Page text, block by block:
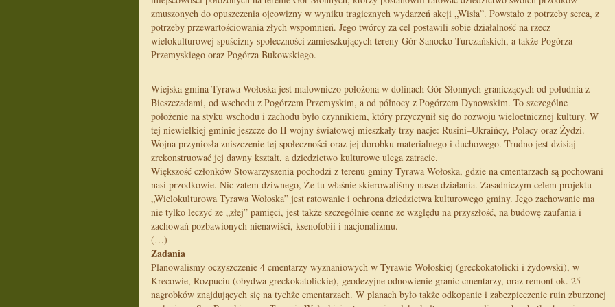
zmuszonych do opuszczenia ojcowizny w wyniku tragicznych wydarzeń akcji „Wisła”. Powstało z potrzeby serca, z
potrzeby przewartościowania złych wspomnień. Jego twórcy za cel postawili sobie działalność na rzecz
wielokulturowej spuścizny społeczności zamieszkujących tereny Gór Sanocko-Turczańskich, a także Pogórza
Przemyskiego oraz Pogórza Bukowskiego.
Wiejska gmina Tyrawa Wołoska jest malowniczo położona w dolinach Gór Słonnych graniczących od południa z
Bieszczadami, od wschodu z Pogórzem Przemyskim, a od północy z Pogórzem Dynowskim. To szczególne
położenie na styku wschodu i zachodu było czynnikiem, który przyczynił się do rozwoju wieloetnicznej kultury. W
tej niewielkiej gminie jeszcze do II wojny światowej mieszkały trzy nacje: Rusini–Ukraińcy, Polacy oraz Żydzi.
Wojna przyniosła zniszczenie tej społeczności oraz jej dorobku materialnego i duchowego. Trudno jest dzisiaj
zrekonstruować jej dawny kształt, a dziedzictwo kulturowe ulega zatracie.
Większość członków Stowarzyszenia pochodzi z terenu gminy Tyrawa Wołoska, gdzie na cmentarzach są pochowani
nasi przodkowie. Nic zatem dziwnego, Że tu właśnie skierowaliśmy nasze działania. Zasadniczym celem projektu
„Wielokulturowa Tyrawa Wołoska” jest ratowanie i ochrona dziedzictwa kulturowego gminy. Jego zachowanie ma
nie tylko leczyć ze „złej” pamięci, jest także szczególnie cenne ze względu na przyszłość, na budowę zaufania i
zachowań pozbawionych nienawiści, ksenofobii i nacjonalizmu.
(…)
Zadania
Planowalismy oczyszczenie 4 cmentarzy wyznaniowych w Tyrawie Wołoskiej (greckokatolicki i żydowski), w
Krecowie, Rozpuciu (obydwa greckokatolickie), geodezyjne odnowienie granic cmentarzy, oraz remont ok. 25
nagrobków znajdujących się na tychże cmentarzach. W planach było także odkopanie i zabezpieczenie ruin zburzonej